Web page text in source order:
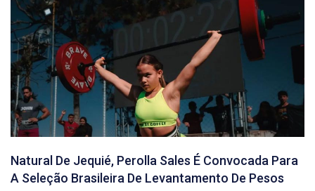
Natural De Jequié, Perolla Sales É Convocada Para
A Seleção Brasileira De Levantamento De Pesos